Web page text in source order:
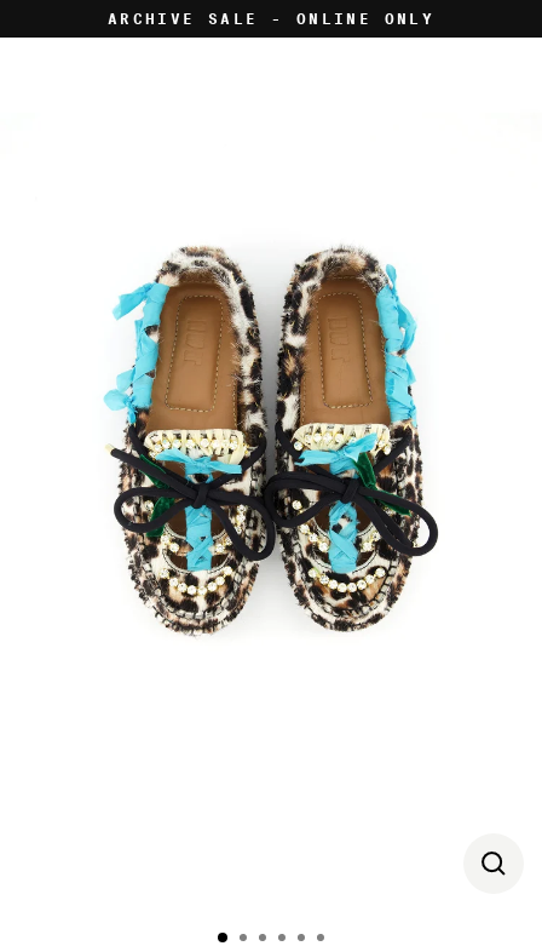
to
ARCHIVE SALE - ONLINE ONLY